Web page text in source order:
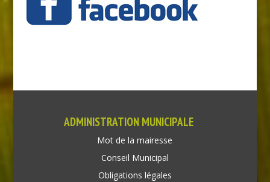
ADMINISTRATION MUNICIPALE
Mot de la mairesse
Conseil Municipal
Obligations légales